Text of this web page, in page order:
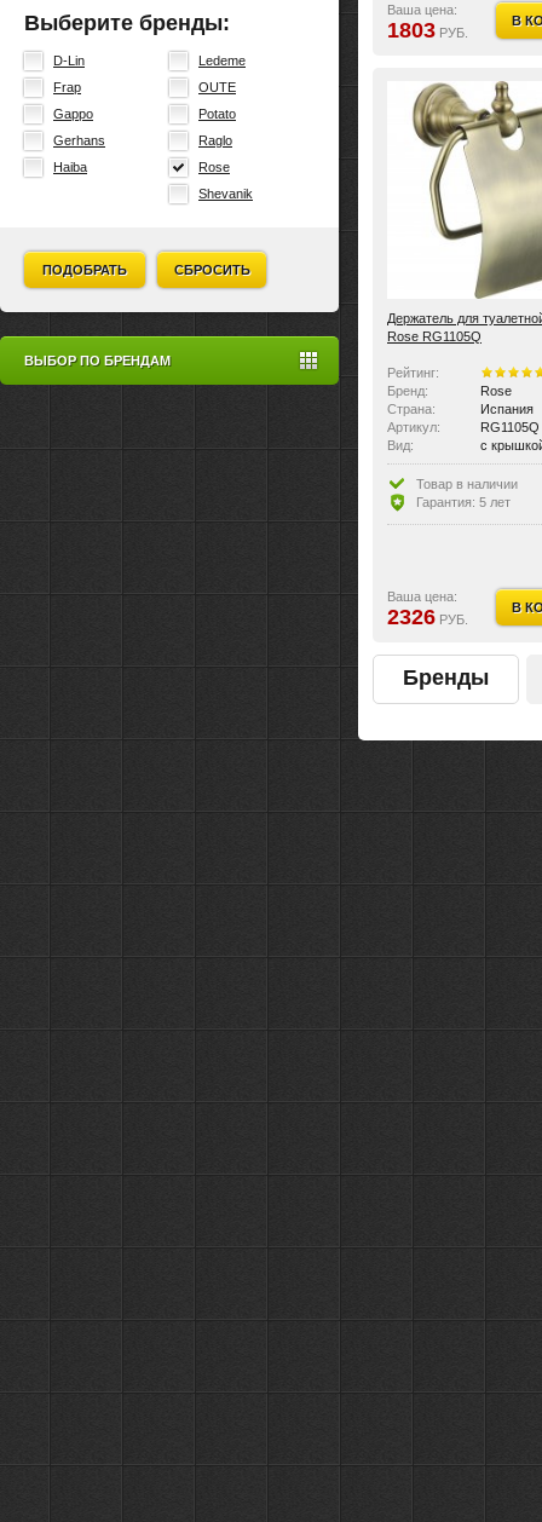
Выберите бренды:
D-Lin
Frap
Gappo
Gerhans
Haiba
Ledeme
OUTE
Potato
Raglo
Rose
Shevanik
ПОДОБРАТЬ СБРОСИТЬ
ВЫБОР ПО БРЕНДАМ
Ваша цена:
1803 РУБ.
В
Держатель для
Rose RG1105Q
Рейтинг:
Бренд:
Rose
Страна:
Испания
Артикул:
RG1105Q
Вид:
с
Товар в наличии
Гарантия: 5 лет
Ваша цена:
2326 РУБ.
В
Бренды